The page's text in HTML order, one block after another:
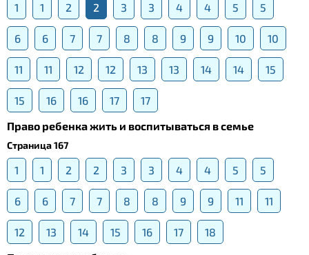
1 1 2 2 3 3 4 4 5 5
6 6 7 7 8 8 9 9 10 10
11 11 12 12 13 13 14 14 15
15 16 16 17
17
Право ребенка жить и воспитываться в семье
Страница 167
1 1 2 2 3 3 4 4 5 5
6 6 7 7 8 8 9 9 11 11
12 13 14 15 16 17
18